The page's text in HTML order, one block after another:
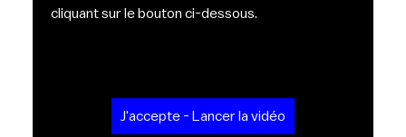
cliquant sur le bouton ci-dessous.
J'accepte - Lancer la vidéo